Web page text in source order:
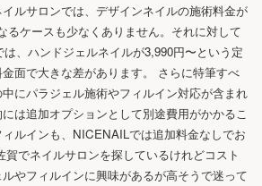
ルサロンでは、デザインネイルの施術料金が
るケースも少なくありません。それに対して
、ハンドジェルネイルが3,990円〜という定
面で大きな差があります。 さらに特筆すべ
にパラジェル施術やフィルイン対応が含まれ
は追加オプションとして別途費用がかかるこ
ルインも、NICENAILでは追加料金なしでお
でネイルサロンを探しているけれどコスト
やフィルインに興味があるが高そうで迷って